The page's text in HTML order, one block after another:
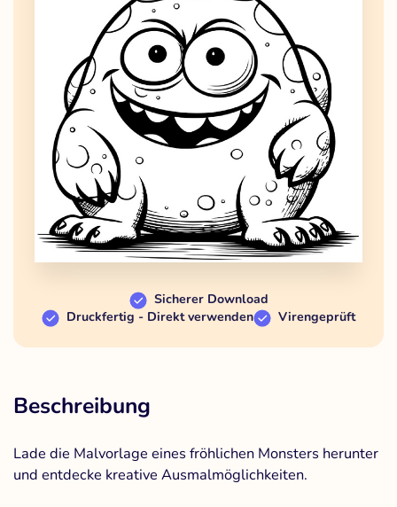
Sicherer Download
Druckfertig - Direkt verwenden
Virengeprüft
Beschreibung
Lade die Malvorlage eines fröhlichen Monsters herunter
und entdecke kreative Ausmalmöglichkeiten.